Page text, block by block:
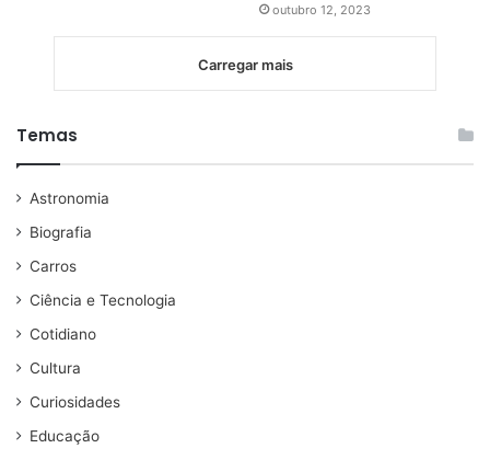
outubro 12, 2023
Carregar mais
Temas
Astronomia
Biografia
Carros
Ciência e Tecnologia
Cotidiano
Cultura
Curiosidades
Educação